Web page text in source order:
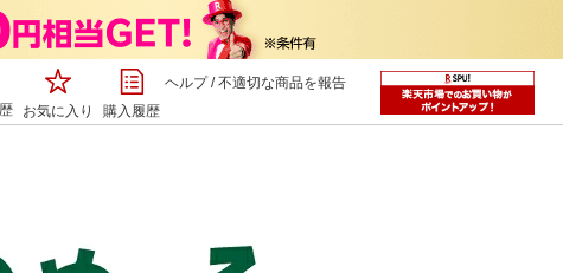
お気に入り 購入履歴
ヘルプ/不適切な商品を報告